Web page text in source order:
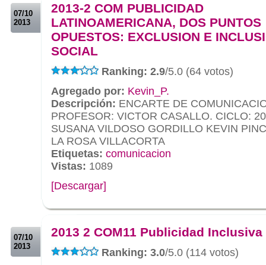
07/10
2013
2013-2 COM PUBLICIDAD
LATINOAMERICANA, DOS PUNTOS
OPUESTOS: EXCLUSION E
SOCIAL
Ranking: 2.9/5.0 (64 votos)
Agregado por: Kevin_P.
Descripción: ENCARTE DE
PROFESOR: VICTOR CASALLO. CICLO:
SUSANA VILDOSO GORDILLO KEVIN
LA ROSA VILLACORTA
Etiquetas: comunicacion
Vistas: 1089
[Descargar]
07/10
2013
2013 2 COM11 Publicidad Inclusiva
Ranking: 3.0/5.0 (114 votos)